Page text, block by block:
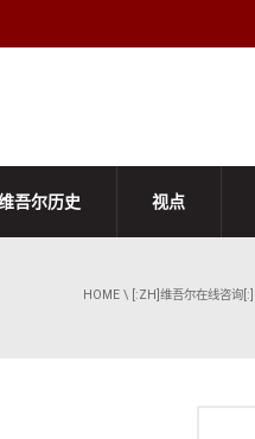
吾尔历史 视点
HOME \ [:ZH]维吾尔在线咨询[:]